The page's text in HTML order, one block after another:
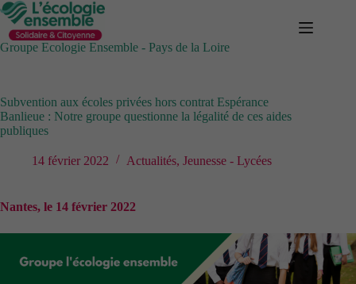
Passer
au
contenu
Groupe Ecologie Ensemble - Pays de la Loire
Subvention aux écoles privées hors contrat Espérance
Banlieue : Notre groupe questionne la légalité de ces aides
publiques
14 février 2022 Actualités, Jeunesse - Lycées
Nantes, le 14 février 2022